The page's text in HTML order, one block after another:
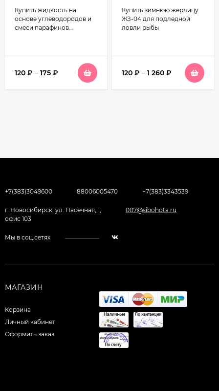
Купить жидкость на
основе углеводородов и
смеси парафинов...
120 ₽ – 175 ₽
04
Купить зимнюю жерлицу
ЖЗ-04 для подледной
ловли рыбы
120 ₽ – 1 260 ₽
+7(383)3049600 88006005470 +7(383)3343539
г. Новосибирск, ул. Пасечная, 1,
офис 103
007@sibohota.ru
Мы в соц.сетях
МАГАЗИН
Корзина
Личный кабинет
Оформить заказ